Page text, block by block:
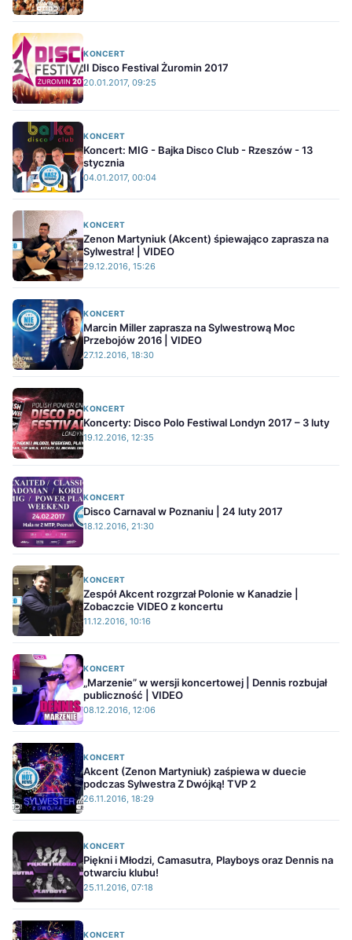
KONCERT
II Disco Festival Żuromin 2017
20.01.2017, 09:25
KONCERT
Koncert: MIG - Bajka Disco Club - Rzeszów - 13
stycznia
04.01.2017, 00:04
KONCERT
Zenon Martyniuk (Akcent) śpiewająco zaprasza na
Sylwestra! | VIDEO
29.12.2016, 15:26
KONCERT
Marcin Miller zaprasza na Sylwestrową Moc
Przebojów 2016 | VIDEO
27.12.2016, 18:30
KONCERT
Koncerty: Disco Polo Festiwal Londyn 2017 – 3 luty
19.12.2016, 12:35
KONCERT
Disco Carnaval w Poznaniu | 24 luty 2017
18.12.2016, 21:30
KONCERT
Zespół Akcent rozgrzał Polonie w Kanadzie |
Zobaczcie VIDEO z koncertu
11.12.2016, 10:16
KONCERT
„Marzenie” w wersji koncertowej | Dennis rozbujał
publiczność | VIDEO
08.12.2016, 12:06
KONCERT
Akcent (Zenon Martyniuk) zaśpiewa w duecie
podczas Sylwestra Z Dwójką! TVP 2
26.11.2016, 18:29
KONCERT
Piękni i Młodzi, Camasutra, Playboys oraz Dennis na
otwarciu klubu!
25.11.2016, 07:18
KONCERT